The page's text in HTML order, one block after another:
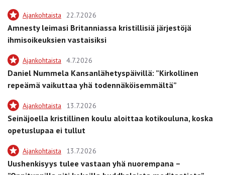
Ajankohtaista 22.7.2026
Amnesty leimasi Britanniassa kristillisiä järjestöjä
ihmisoikeuksien vastaisiksi
Ajankohtaista 4.7.2026
Daniel Nummela Kansanlähetyspäivillä: ”Kirkollinen
repeämä vaikuttaa yhä todennäköisemmältä”
Ajankohtaista 13.7.2026
Seinäjoella kristillinen koulu aloittaa kotikouluna, koska
opetuslupaa ei tullut
Ajankohtaista 13.7.2026
Uushenkisyys tulee vastaan yhä nuorempana –